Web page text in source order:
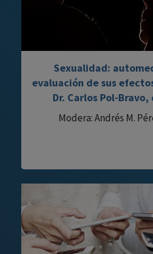
Sexualidad:
evaluación de sus
Dr. Carlos Pol-Bravo,
Modera: Andrés M.